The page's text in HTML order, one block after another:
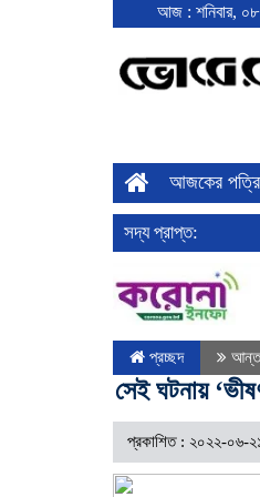
আজ : শনিবার,
আজকের
সদ্য প্রাপ্ত:
প্রচ্ছদ
সেই ঘটনায়
প্রকাশিত : ২০২২-০৬-